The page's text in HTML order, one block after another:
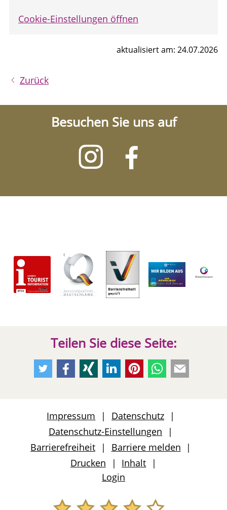
Cookie-Einstellungen öffnen
aktualisiert am: 24.07.2026
Zurück
Besuchen Sie uns auf
Besuchen
Sie
Besuchen
Sie
Teilen Sie diese Seite:
Empfehlen
auf
Twitter
Empfehlen
auf
Facebook
Empfehlen
auf
Xing
Empfehlen
auf
LinkedIn
Empfehlen
auf
Pinterest
Per
Per
Impressum
Datenschutz
Datenschutz-Einstellungen
Barrierefreiheit
Barriere melden
Drucken
Inhalt
Login